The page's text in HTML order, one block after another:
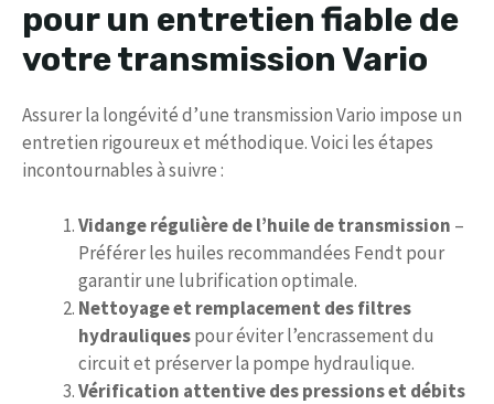
pour un entretien fiable de
votre transmission Vario
Assurer la longévité d’une transmission Vario impose un
entretien rigoureux et méthodique. Voici les étapes
incontournables à suivre :
Vidange régulière de l’huile de transmission –
Préférer les huiles recommandées Fendt pour
garantir une lubrification optimale.
Nettoyage et remplacement des filtres
hydrauliquespour éviter l’encrassement du
circuit et préserver la pompe hydraulique.
Vérification attentive des pressions et débits